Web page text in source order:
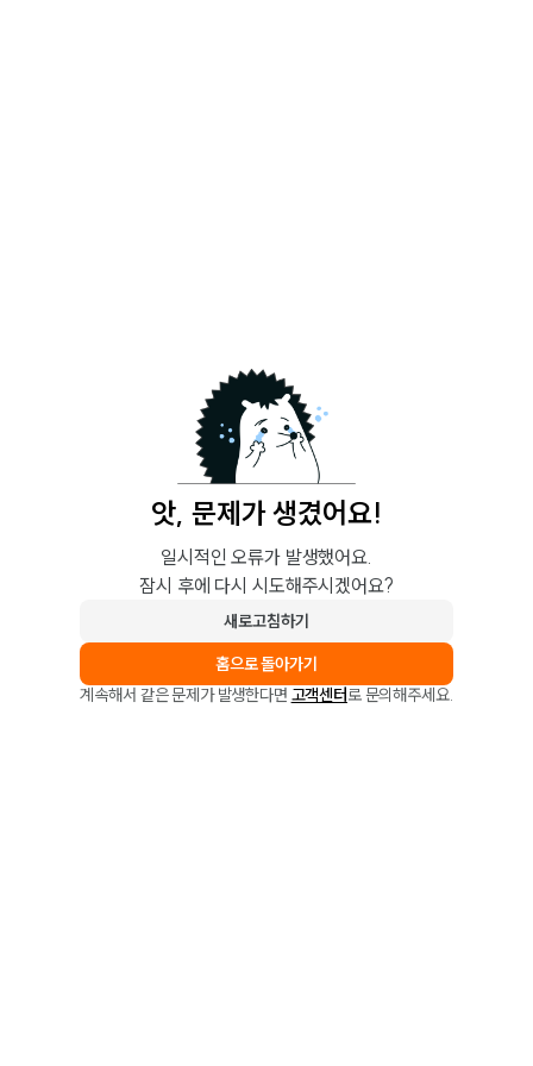
앗, 문제가 생겼어요!
일시적인 오류가 발생했어요.
잠시 후에 다시 시도해주시겠어요?
새로고침하기
홈으로 돌아가기
계속해서 같은 문제가 발생한다면 고객센터로 문의해주세요.